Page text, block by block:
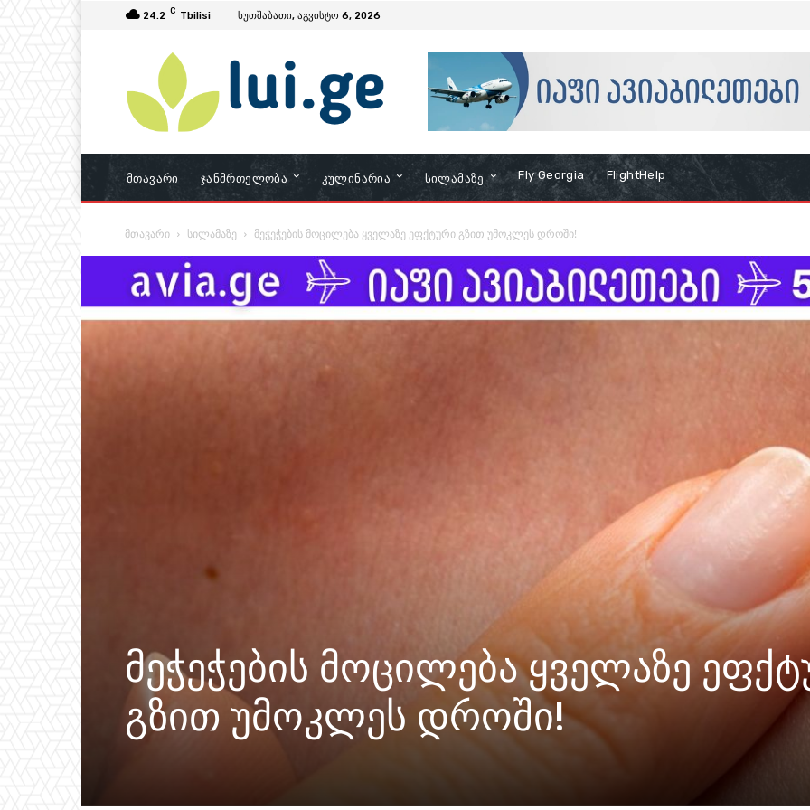
24.2 C Tbilisi ხუთშაბათი, აგვისტო 6, 2026
Მთავარი Ჯანმრთელობა Კულინარია Სილამაზე Fly Georgia FlightHelp
მთავარი სილამაზე მეჭეჭების მოცილება ყველაზე ეფქტური გზით უმოკლეს დროში!
მეჭეჭების მოცილება ყველაზე
გზით უმოკლეს დროში!